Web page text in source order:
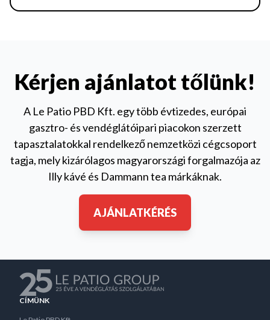
Kérjen ajánlatot tőlünk!
A Le Patio PBD Kft. egy több évtizedes, európai
gasztro- és vendéglátóipari piacokon szerzett
tapasztalatokkal rendelkező nemzetközi cégcsoport
tagja, mely kizárólagos magyarországi forgalmazója az
Illy kávé és Dammann tea márkáknak.
AJÁNLATKÉRÉS
CÍMÜNK